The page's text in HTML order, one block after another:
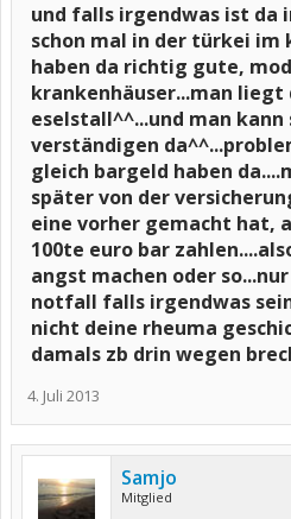
und falls irgendwas ist da
schon mal in der türkei im
haben da richtig gute,
krankenhäuser...man liegt
eselstall^^...und man kann
verständigen
gleich bargeld haben
später von der
eine vorher gemacht hat,
100te euro bar
angst machen oder
notfall falls irgendwas
nicht deine rheuma
damals zb drin wegen
4. Juli 2013
Samjo
Mitglied